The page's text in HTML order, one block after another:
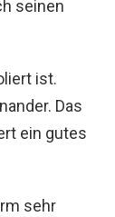
seinen
ist.
Das
ein gutes
sehr